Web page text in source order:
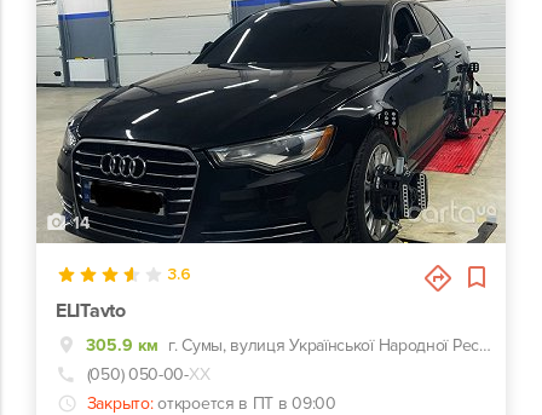
14
3.6
ELITavto
305.9 км
г. Сумы, вулиця Української Народної Республіки, 4
(050) 050-00-ХХ
Закрыто: откроется в ПТ в 09:00